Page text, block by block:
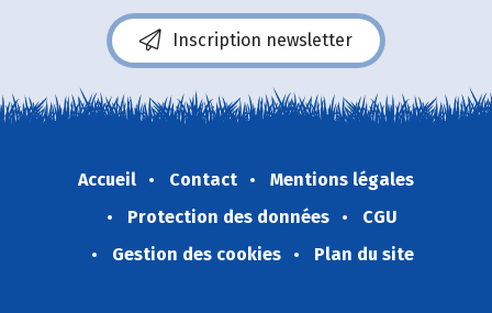
Inscription newsletter
Accueil Contact
Mentions légales
Protection des données
CGU
Gestion des cookies
Plan du site